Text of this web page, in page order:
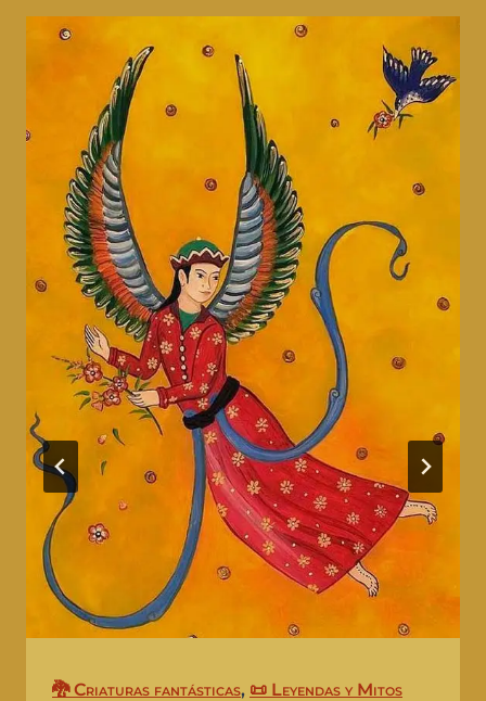
🐉 Criaturas fantásticas, 📜 Leyendas y Mitos